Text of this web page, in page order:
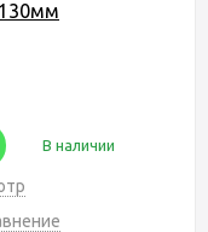
В наличии